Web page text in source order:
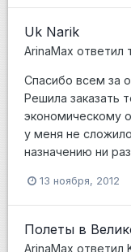
Uk Narik
ArinaMax ответил
Спасибо всем за
Решила заказать
экономическому
у меня не
назначению ни
13 ноября, 2012
Полеты в
ArinaMax ответил